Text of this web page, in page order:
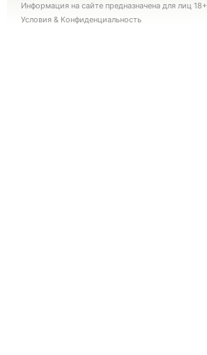
Информация на сайте предназначена для лиц 18+
Условия & Конфиденциальность